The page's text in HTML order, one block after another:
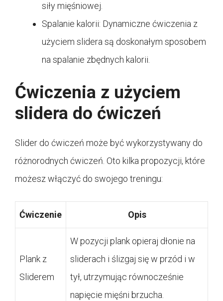
siły mięśniowej.
Spalanie kalorii: Dynamiczne ćwiczenia z
użyciem slidera są doskonałym sposobem
na spalanie zbędnych kalorii.
Ćwiczenia z użyciem
slidera do ćwiczeń
Slider do ćwiczeń może być wykorzystywany do
różnorodnych ćwiczeń. Oto kilka propozycji, które
możesz włączyć do swojego treningu:
Ćwiczenie Opis
Plank z
Sliderem
W pozycji plank opieraj dłonie na
sliderach i ślizgaj się w przód i w
tył, utrzymując równocześnie
napięcie mięśni brzucha.